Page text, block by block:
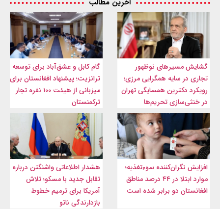
آخرین مطالب
گشایش مسیرهای نوظهور
تجاری در سایه همگرایی مرزی؛
رویکرد دکترین همسایگی تهران
در خنثی‌سازی تحریم‌ها
گام کابل و عشق‌آباد برای توسعه
ترانزیت؛ پیشنهاد افغانستان برای
میزبانی از هیئت ۱۰۰ نفره تجار
ترکمنستان
افزایش نگران‌کننده سوءتغذیه؛
موارد ابتلا در ۴۴ درصد مناطق
افغانستان دو برابر شده است
هشدار اطلاعاتی واشنگتن درباره
تقابل جدید با مسکو؛ تلاش
آمریکا برای ترمیم خطوط
بازدارندگی ناتو